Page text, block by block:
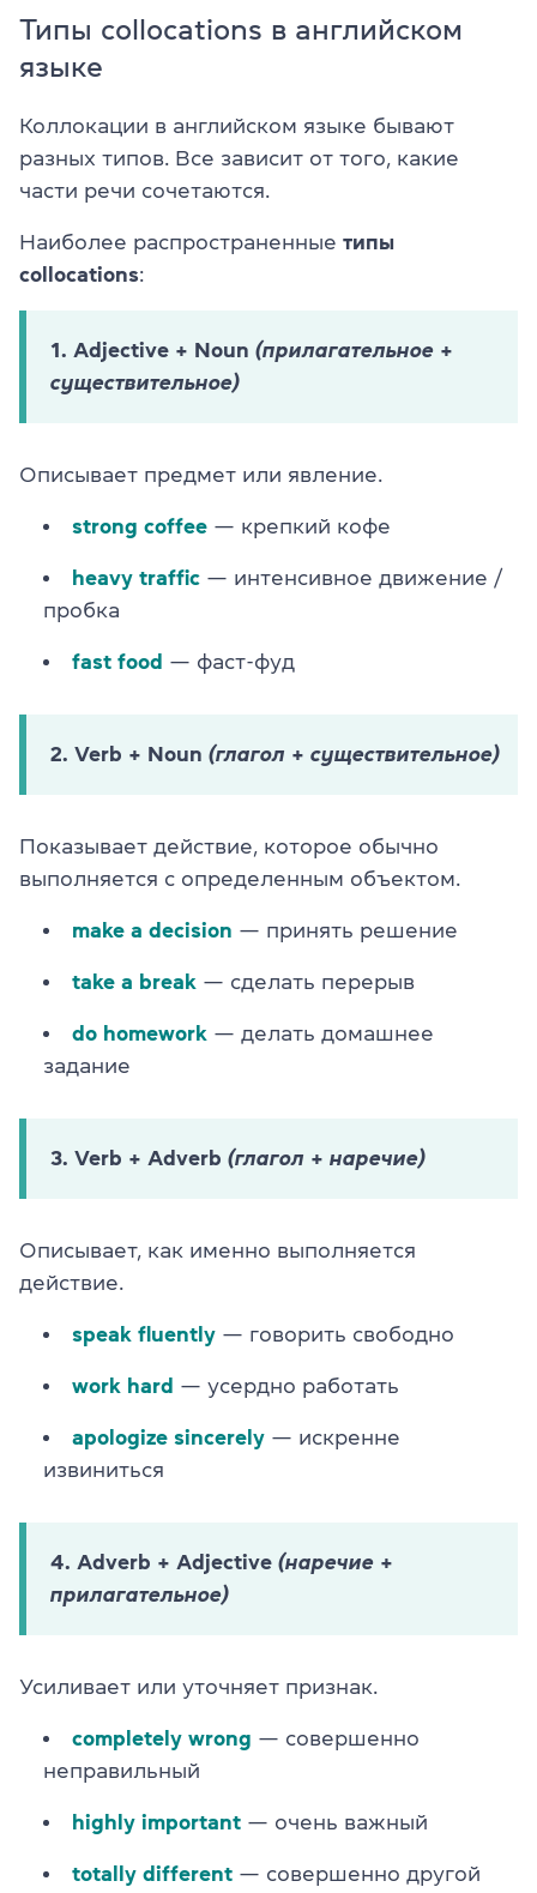
Типы collocations в английском
языке
Коллокации в английском языке бывают
разных типов. Все зависит от того, какие
части речи сочетаются.
Наиболее распространенные типы
collocations:
1. Adjective + Noun (прилагательное +
существительное)
Описывает предмет или явление.
strong coffee — крепкий кофе
heavy traffic — интенсивное движение /
пробка
fast food — фаст-фуд
2. Verb + Noun (глагол + существительное)
Показывает действие, которое обычно
выполняется с определенным объектом.
make a decision — принять решение
take a break — сделать перерыв
do homework — делать домашнее
задание
3. Verb + Adverb (глагол + наречие)
Описывает, как именно выполняется
действие.
speak fluently — говорить свободно
work hard — усердно работать
apologize sincerely — искренне
извиниться
4. Adverb + Adjective (наречие +
прилагательное)
Усиливает или уточняет признак.
completely wrong — совершенно
неправильный
highly important — очень важный
totally different — совершенно другой